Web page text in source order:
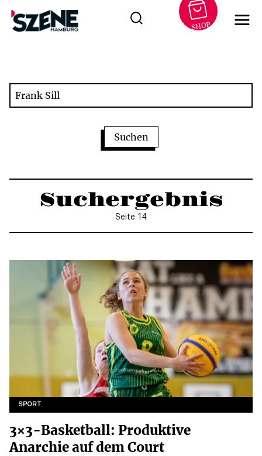
SHOP
Suchergebnis
Seite 14
SPORT
3×3-Basketball: Produktive
Anarchie auf dem Court